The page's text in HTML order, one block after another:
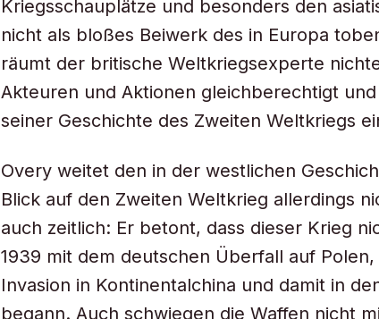
Kriegsschauplätze und besonders den
nicht als bloßes Beiwerk des in Europa
räumt der britische Weltkriegsexperte
Akteuren und Aktionen gleichberechtigt
seiner Geschichte des Zweiten Weltkriegs
Overy weitet den in der westlichen
Blick auf den Zweiten Weltkrieg allerdings
auch zeitlich: Er betont, dass dieser Krieg
1939 mit dem deutschen Überfall auf
Invasion in Kontinentalchina und damit in
begann. Auch schwiegen die Waffen nicht